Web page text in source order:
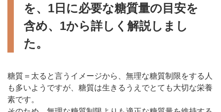
を、1日に必要な糖質量の目安を
含め、1から詳しく解説しまし
た。
糖質＝太ると言うイメージから、無理な糖質制限をする人
も多いようですが、糖質は生きるうえでとても大切な栄養
素です。